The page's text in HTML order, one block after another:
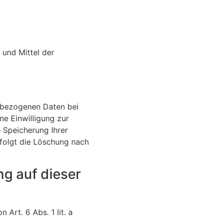
und Mittel der
Daten bei
Einwilligung zur
Ihrer
die Löschung nach
auf dieser
Art. 6 Abs. 1 lit. a